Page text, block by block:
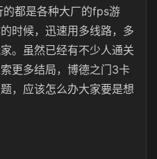
都是各种大厂的fps游
时候，迅速用多线路，多
。虽然已经有不少人通关
更多结局，博德之门3卡
，应该怎么办大家要是想